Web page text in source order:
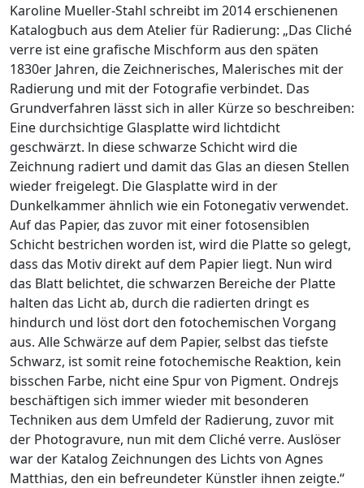
Karoline Mueller-Stahl schreibt im 2014 erschienenen
Katalogbuch aus dem Atelier für Radierung: „Das Cliché
verre ist eine grafische Mischform aus den späten
1830er Jahren, die Zeichnerisches, Malerisches mit der
Radierung und mit der Fotografie verbindet. Das
Grundverfahren lässt sich in aller Kürze so beschreiben:
Eine durchsichtige Glasplatte wird lichtdicht
geschwärzt. ln diese schwarze Schicht wird die
Zeichnung radiert und damit das Glas an diesen Stellen
wieder freigelegt. Die Glasplatte wird in der
Dunkelkammer ähnlich wie ein Fotonegativ verwendet.
Auf das Papier, das zuvor mit einer fotosensiblen
Schicht bestrichen worden ist, wird die Platte so gelegt,
dass das Motiv direkt auf dem Papier liegt. Nun wird
das Blatt belichtet, die schwarzen Bereiche der Platte
halten das Licht ab, durch die radierten dringt es
hindurch und löst dort den fotochemischen Vorgang
aus. Alle Schwärze auf dem Papier, selbst das tiefste
Schwarz, ist somit reine fotochemische Reaktion, kein
bisschen Farbe, nicht eine Spur von Pigment. Ondrejs
beschäftigen sich immer wieder mit besonderen
Techniken aus dem Umfeld der Radierung, zuvor mit
der Photogravure, nun mit dem Cliché verre. Auslöser
war der Katalog Zeichnungen des Lichts von Agnes
Matthias, den ein befreundeter Künstler ihnen zeigte.“